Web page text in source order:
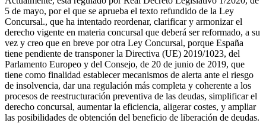
5 de mayo, por el que se aprueba el texto refundido de la Ley
Concursal., que ha intentado reordenar, clarificar y armonizar el
derecho vigente en materia concursal que deberá ser reformado, a su
vez y creo que en breve por otra Ley Concursal, porque España
tiene pendiente de transponer la Directiva (UE) 2019/1023, del
Parlamento Europeo y del Consejo, de 20 de junio de 2019, que
tiene como finalidad establecer mecanismos de alerta ante el riesgo
de insolvencia, dar una regulación más completa y coherente a los
procesos de reestructuración preventiva de las deudas, simplificar el
derecho concursal, aumentar la eficiencia, aligerar costes, y ampliar
las posibilidades de obtención del beneficio de liberación de deudas.